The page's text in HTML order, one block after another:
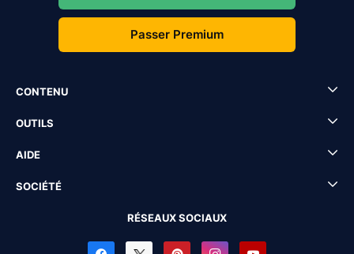
Passer Premium
CONTENU
OUTILS
AIDE
SOCIÉTÉ
RÉSEAUX SOCIAUX